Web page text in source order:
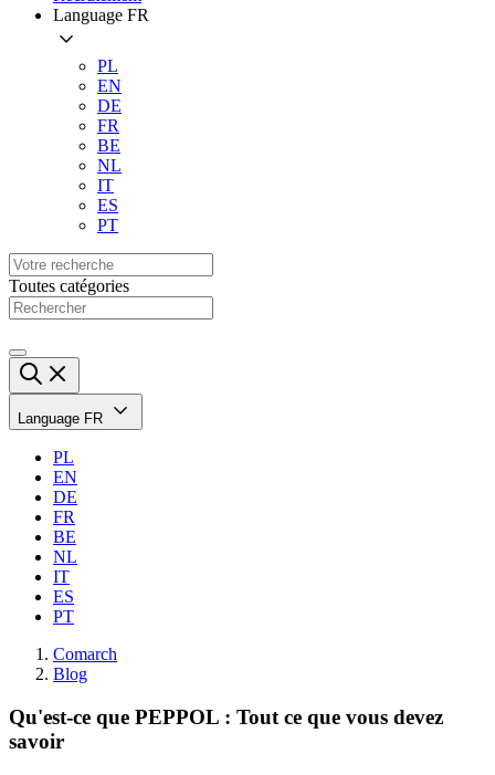
Language FR
PL
EN
DE
FR
BE
NL
IT
ES
PT
Toutes catégories
Language FR
PL
EN
DE
FR
BE
NL
IT
ES
PT
Comarch
Blog
Qu'est-ce que PEPPOL : Tout ce que vous devez
savoir